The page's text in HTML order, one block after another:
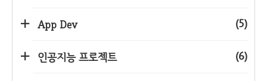
App Dev (5)
인공지능 프로젝트 (6)